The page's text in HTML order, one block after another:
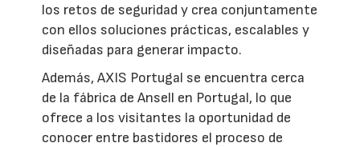
los retos de seguridad y crea conjuntamente
con ellos soluciones prácticas, escalables y
diseñadas para generar impacto.
Además, AXIS Portugal se encuentra cerca
de la fábrica de Ansell en Portugal, lo que
ofrece a los visitantes la oportunidad de
conocer entre bastidores el proceso de